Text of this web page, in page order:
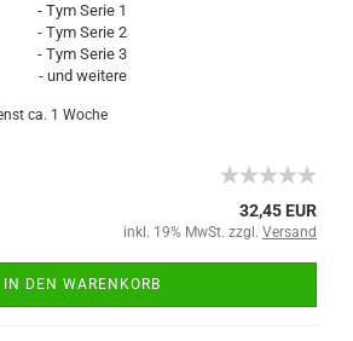
- Tym Serie 1
- Tym Serie 2
- Tym Serie 3
- und weitere
ca. 1 Woche
32,45 EUR
inkl. 19% MwSt. zzgl. Versand
IN DEN WARENKORB